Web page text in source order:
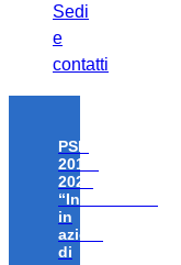
Sedi
e
contatti
PSR
2014-
2020
“Investimenti
in
azioni
di